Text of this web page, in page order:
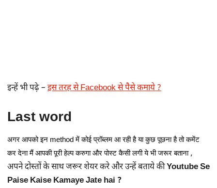
इन्हें भी पढ़े – इस तरह से Facebook से पैसे कमाये ?
Last word
अगर आपको इन method में कोई प्रॉब्लम आ रही है या कुछ पूछना है तो कमेंट
कर देना मैं आपकी पूरी हेल्प करुगा और पोस्ट कैसी लगी ये भी जरूर बताना,
अपने दोस्तों के साथ जरूर शेयर करे और उन्हें बताये कीYoutube Se
Paise Kaise Kamaye Jate hai ?